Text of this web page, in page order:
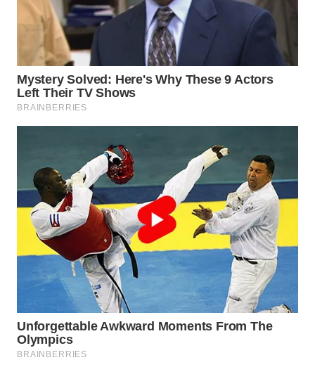
WAHANA
INFRASTRUKTUR
WAHANA
KONSUMEN
WAHANA
WAHANA
TRAVEL
WAHANA
TV
WAHANANEWS
WAHANANEWS
CO ID